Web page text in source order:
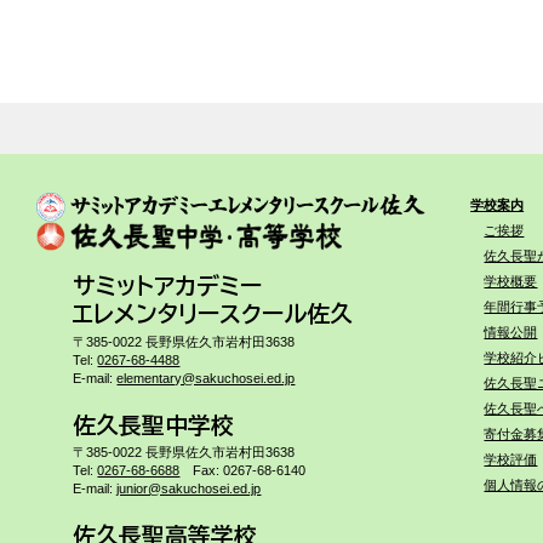
サミットアカデミー
エレメンタリースクール佐久
〒385-0022 長野県佐久市岩村田3638
Tel:0267-68-4488
E-mail:elementary@sakuchosei.ed.jp
佐久長聖中学校
〒385-0022 長野県佐久市岩村田3638
Tel:0267-68-6688 Fax: 0267-68-6140
E-mail:junior@sakuchosei.ed.jp
佐久長聖高等学校
学校案内
ご挨拶
佐久長聖
学校概要
年間行事
情報公開
学校紹介
佐久長聖
佐久長聖
寄付金募
学校評価
個人情報